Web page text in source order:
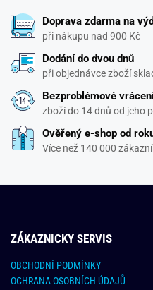
Doprava zdarma na
při nákupu nad 900 Kč
Dodání do dvou dnů
při objednávce zboží
Bezproblémové
zboží do 14 dnů od jeho
Ověřený e-shop od
Více než 140 000
ZÁKAZNICKY SERVIS
OBCHODNÍ PODMÍNKY
OCHRANA OSOBNÍCH ÚDAJŮ